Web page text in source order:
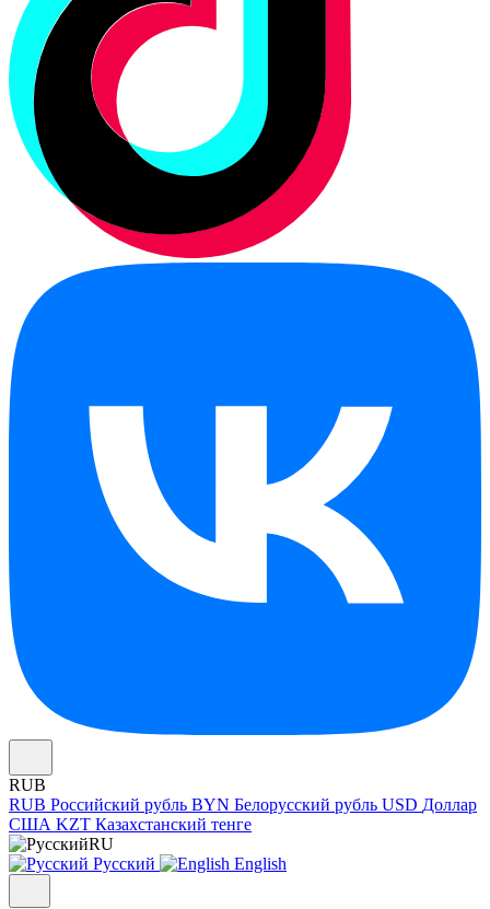
RUB
RUB Российский рубль BYN Белорусский рубль USD Доллар
США KZT Казахстанский тенге
RU
Русский
English